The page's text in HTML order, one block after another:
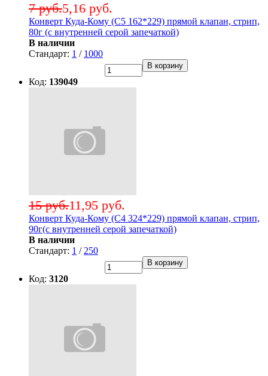
5,16 руб.
7 руб.
Конверт Куда-Кому (С5 162*229) прямой клапан, стрип,
80г (с внутренней серой запечаткой)
В наличии
Стандарт: 1 / 1000
В корзину
Код: 139049
11,95 руб.
15 руб.
Конверт Куда-Кому (С4 324*229) прямой клапан, стрип,
90г(с внутренней серой запечаткой)
В наличии
Стандарт: 1 / 250
В корзину
Код: 3120